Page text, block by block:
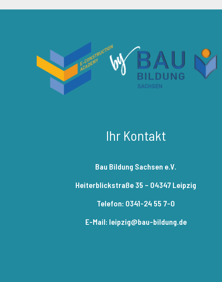
Ihr Kontakt
Bau Bildung Sachsen e.V.
Heiterblickstraße 35 – 04347 Leipzig
Telefon: 0341-24 55 7-0
E-Mail: leipzig@bau-bildung.de